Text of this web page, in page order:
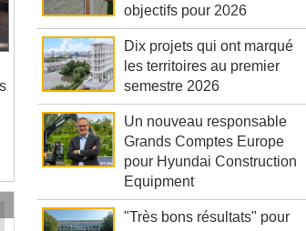
objectifs pour 2026
Dix projets qui ont marqué
les territoires au premier
semestre 2026
Un nouveau responsable
Grands Comptes Europe
pour Hyundai Construction
Equipment
"Très bons résultats" pour